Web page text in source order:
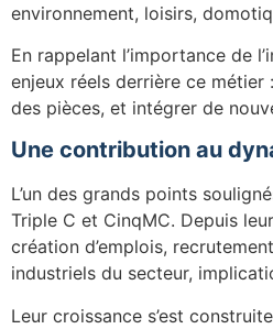
environnement, loisirs,
En rappelant l’importance de
enjeux réels derrière ce
des pièces, et intégrer de
Une contribution au
L’un des grands points
Triple C et CinqMC. Depuis
création d’emplois,
industriels du secteur,
Leur croissance s’est